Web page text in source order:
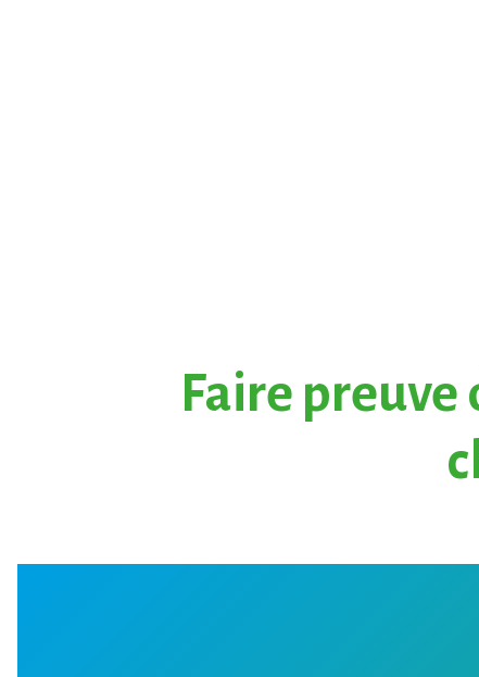
Faire